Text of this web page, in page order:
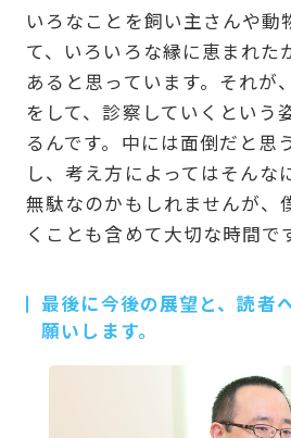
いろなことを飼い主さんや動
て、いろいろな縁に恵まれた
あると思っています。それが
をして、診察していくという
るんです。中には面倒だと思
し、考え方によってはそんな
無駄なのかもしれませんが、
くことも含めて大切な時間で
最後に今後の展望と、読者
願いします。